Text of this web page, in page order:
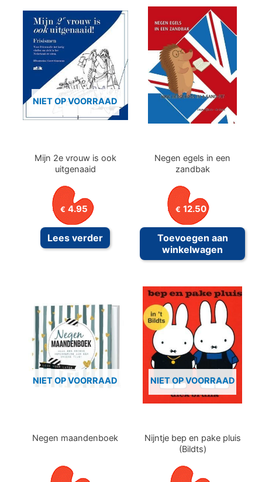
NIET OP VOORRAAD
Mijn 2e vrouw is ook
uitgenaaid
€ 4.95
Lees verder
Negen egels in een
zandbak
€ 12.50
Toevoegen aan
winkelwagen
NIET OP VOORRAAD
Negen maandenboek
NIET OP VOORRAAD
Nijntje bep en pake pluis
(Bildts)